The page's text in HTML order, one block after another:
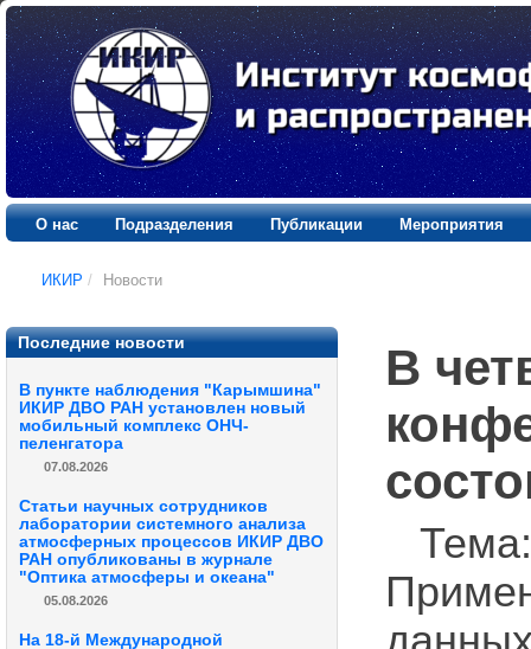
О нас Подразделения Публикации Мероприятия
ИКИР / Новости
Последние новости
В пункте наблюдения "Карымшина"
ИКИР ДВО РАН установлен новый
мобильный комплекс ОНЧ-
пеленгатора
07.08.2026
Статьи научных сотрудников
лаборатории системного анализа
атмосферных процессов ИКИР ДВО
РАН опубликованы в журнале
"Оптика атмосферы и океана"
05.08.2026
На 18-й Международной
В